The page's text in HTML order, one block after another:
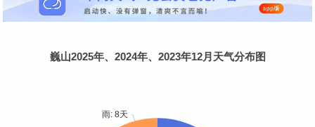
巍山2025年、2024年、2023年12月天气分布图